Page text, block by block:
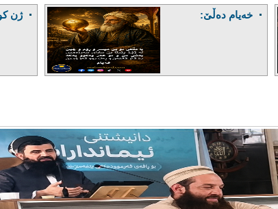
خەیام دەڵێ: ژن